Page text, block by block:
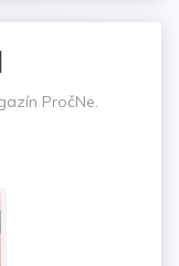
PročNe.